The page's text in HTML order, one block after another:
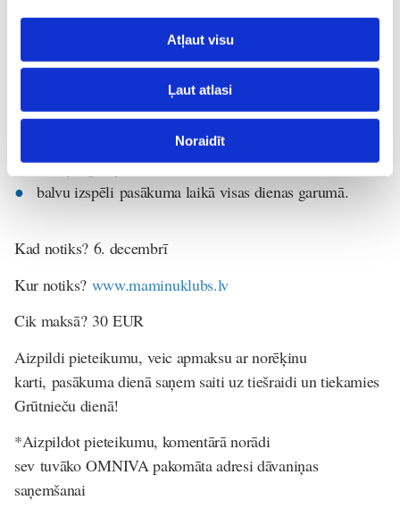
Atļaut visu
Ļaut atlasi
Noraidīt
speciālistiem;
iespēju skatīties pasākumu ierakstā vēl 10 dienas pēc
tiešraides;
DĀVANIŅAS tuvākajā OMNIVA pakomātā no
Māmiņu Kluba atbalstītājiem*;
iespēju skatīties pasākumu no jebkuras vietas gan
Latvijā, gan pasaulē;
balvu izspēli pasākuma laikā visas dienas garumā.
Kad notiks? 6. decembrī
Kur notiks? www.maminuklubs.lv
Cik maksā?30 EUR
Aizpildi pieteikumu, veic apmaksu ar norēķinu
karti, pasākuma dienā saņem saiti uz tiešraidi un tiekamies
Grūtnieču dienā!
*Aizpildot pieteikumu, komentārā norādi
sev tuvāko OMNIVA pakomāta adresi dāvaniņas
saņemšanai